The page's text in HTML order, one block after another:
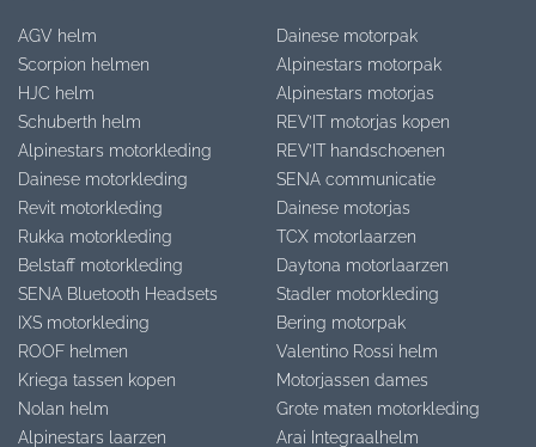
AGV helm
Scorpion helmen
HJC helm
Schuberth helm
Alpinestars motorkleding
Dainese motorkleding
Revit motorkleding
Rukka motorkleding
Belstaff motorkleding
SENA Bluetooth Headsets
IXS motorkleding
ROOF helmen
Kriega tassen kopen
Nolan helm
Alpinestars laarzen
Dainese motorpak
Alpinestars motorpak
Alpinestars motorjas
REV’IT motorjas kopen
REV’IT handschoenen
SENA communicatie
Dainese motorjas
TCX motorlaarzen
Daytona motorlaarzen
Stadler motorkleding
Bering motorpak
Valentino Rossi helm
Motorjassen dames
Grote maten motorkleding
Arai Integraalhelm